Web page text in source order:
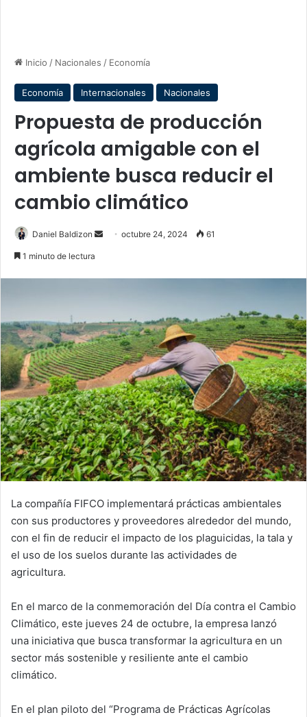
Inicio / Nacionales / Economía
Economía Internacionales Nacionales
Propuesta de producción
agrícola amigable con el
ambiente busca reducir el
cambio climático
Daniel Baldizon
Sendoctubre 24, 2024 61
1 minuto de lectura
La compañía FIFCO implementará prácticas ambientales
con sus productores y proveedores alrededor del mundo,
con el fin de reducir el impacto de los plaguicidas, la tala y
el uso de los suelos durante las actividades de
agricultura.
En el marco de la conmemoración del Día contra el Cambio
Climático, este jueves 24 de octubre, la empresa lanzó
una iniciativa que busca transformar la agricultura en un
sector más sostenible y resiliente ante el cambio
climático.
En el plan piloto del “Programa de Prácticas Agrícolas